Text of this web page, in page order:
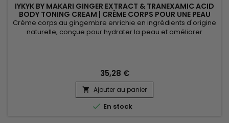
IYKYK BY MAKARI GINGER EXTRACT & TRANEXAMIC ACID
BODY TONING CREAM | CRÈME CORPS POUR UNE PEAU
PLUS FERME ET LUMINEUSE
Crème corps au gingembre enrichie en ingrédients d'origine
naturelle, conçue pour hydrater la peau et améliorer
Tranexamic Acid Body Toning Cream aide à nourrir la peau,
à...
35,28 €
 Ajouter au panier
 En stock